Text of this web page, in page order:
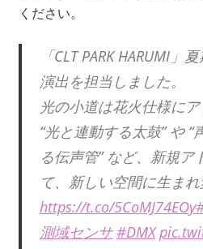
ください。
「CLT PARK HARUMI
演出を担当しました。
光の小道は花火仕様にア
“光と連動する太鼓” や
る伝声管” など、新規ア
て、新しい空間に生まれ
https://t.co/5CoMJ74EOy
測域センサ #DMX